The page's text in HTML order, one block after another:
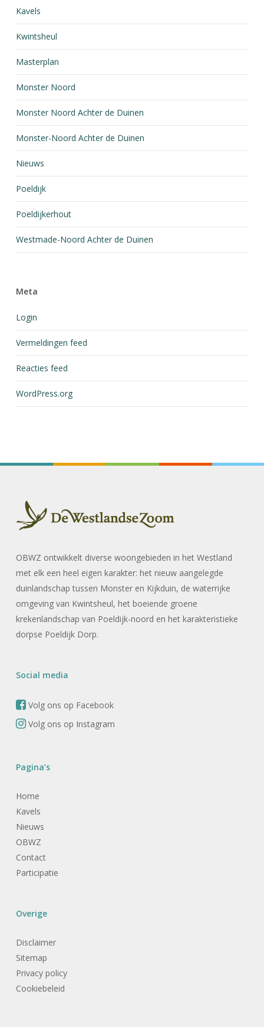
Kavels
Kwintsheul
Masterplan
Monster Noord
Monster Noord Achter de Duinen
Monster-Noord Achter de Duinen
Nieuws
Poeldijk
Poeldijkerhout
Westmade-Noord Achter de Duinen
Meta
Login
Vermeldingen feed
Reacties feed
WordPress.org
OBWZ ontwikkelt diverse woongebieden in het Westland
met elk een heel eigen karakter: het nieuw aangelegde
duinlandschap tussen Monster en Kijkduin, de waterrijke
omgeving van Kwintsheul, het boeiende groene
krekenlandschap van Poeldijk-noord en het karakteristieke
dorpse Poeldijk Dorp.
Social media
Volg ons op Facebook
Volg ons op Instagram
Pagina’s
Home
Kavels
Nieuws
OBWZ
Contact
Participatie
Overige
Disclaimer
Sitemap
Privacy policy
Cookiebeleid